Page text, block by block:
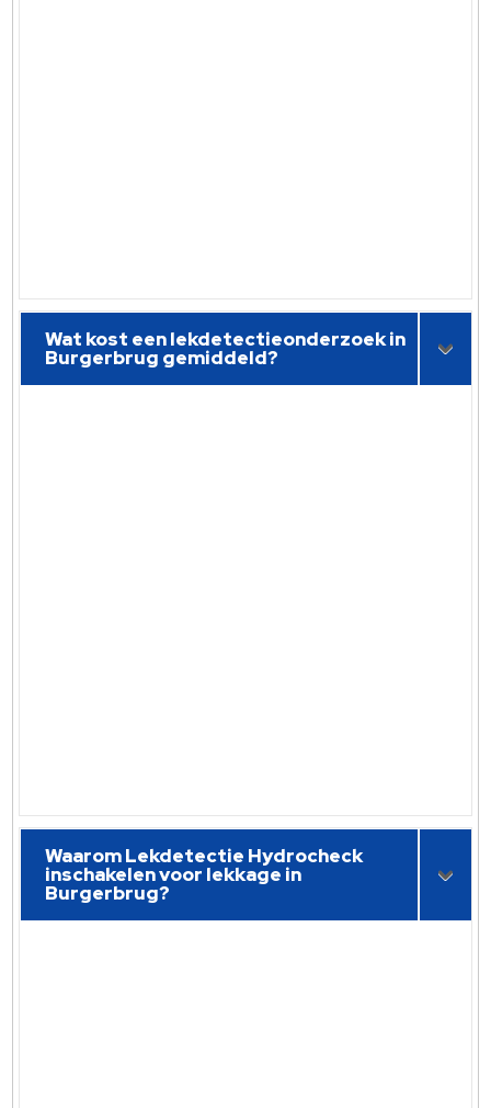
Wat kost een lekdetectieonderzoek in
Burgerbrug gemiddeld?
Waarom Lekdetectie Hydrocheck
inschakelen voor lekkage in
Burgerbrug?